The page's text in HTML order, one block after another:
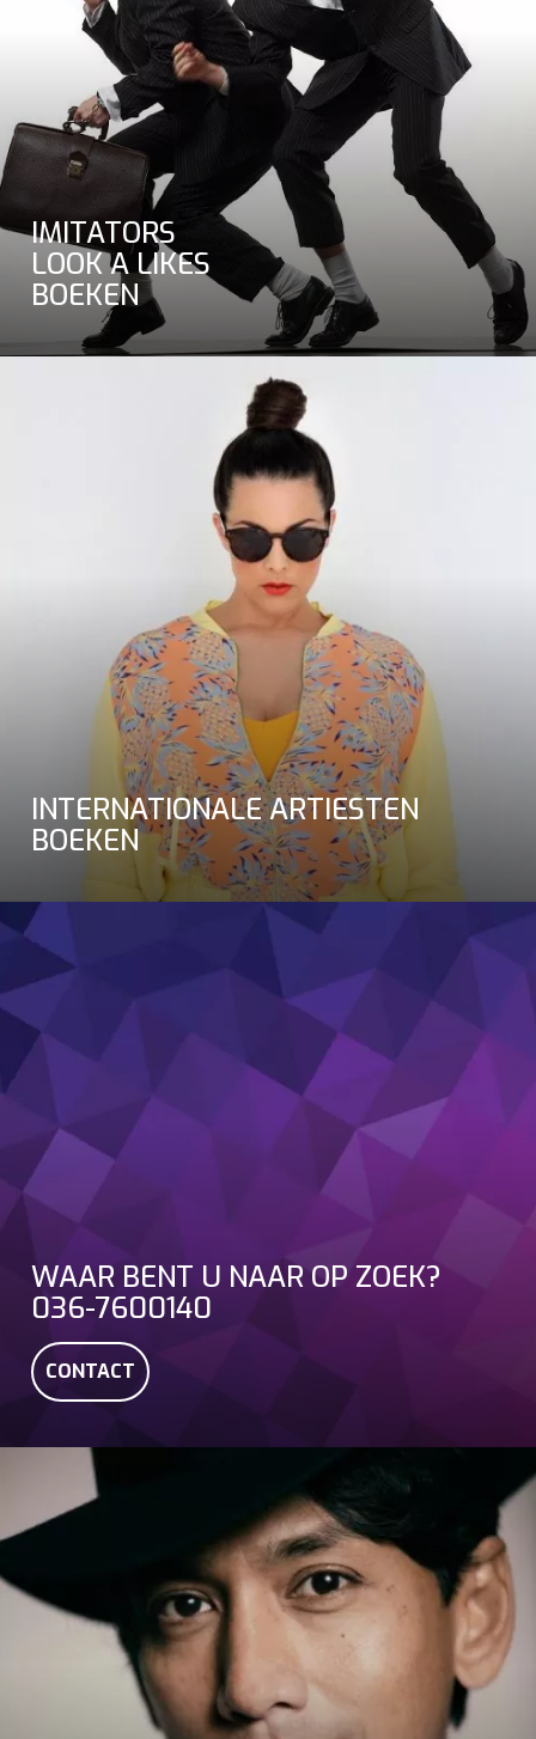
IMITATORS
LOOK A LIKES
BOEKEN
INTERNATIONALE ARTIESTEN
BOEKEN
WAAR BENT U NAAR OP ZOEK?
036-7600140
CONTACT